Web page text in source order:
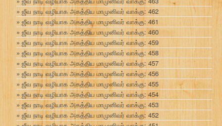
ஜீவ நாடி வழியாக அகத்திய மாமுனிவர் வாக்கு: 462
ஜீவ நாடி வழியாக அகத்திய மாமுனிவர் வாக்கு: 461
ஜீவ நாடி வழியாக அகத்திய மாமுனிவர் வாக்கு: 460
ஜீவ நாடி வழியாக அகத்திய மாமுனிவர் வாக்கு: 459
ஜீவ நாடி வழியாக அகத்திய மாமுனிவர் வாக்கு: 458
ஜீவ நாடி வழியாக அகத்திய மாமுனிவர் வாக்கு: 457
ஜீவ நாடி வழியாக அகத்திய மாமுனிவர் வாக்கு: 456
ஜீவ நாடி வழியாக அகத்திய மாமுனிவர் வாக்கு: 455
ஜீவ நாடி வழியாக அகத்திய மாமுனிவர் வாக்கு: 454
ஜீவ நாடி வழியாக அகத்திய மாமுனிவர் வாக்கு: 453
ஜீவ நாடி வழியாக அகத்திய மாமுனிவர் வாக்கு: 452